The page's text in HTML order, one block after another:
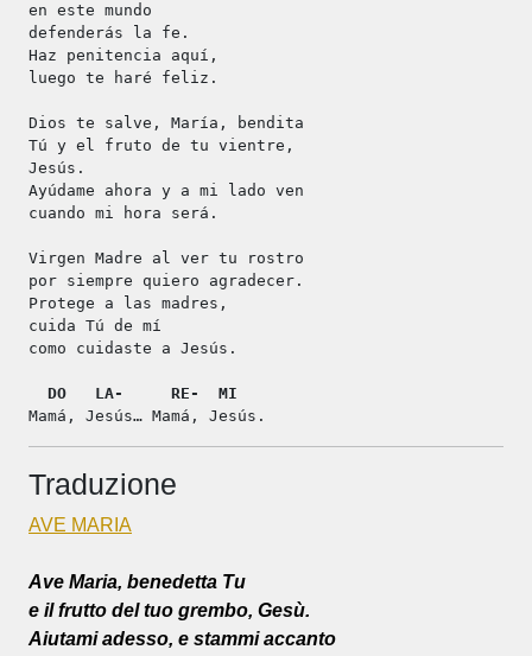
en este mundo
defenderás la fe.
Haz penitencia aquí,
luego te haré feliz.
Dios te salve, María, bendita
Tú y el fruto de tu vientre,
Jesús.
Ayúdame ahora y a mi lado ven
cuando mi hora será.
Virgen Madre al ver tu rostro
por siempre quiero agradecer.
Protege a las madres,
cuida Tú de mí
como cuidaste a Jesús.
DO LA- RE-
MI
Mamá, Jesús… Mamá, Jesús.
Traduzione
AVE MARIA
Ave Maria, benedetta Tu
e il frutto del tuo grembo, Gesù.
Aiutami adesso, e stammi accanto